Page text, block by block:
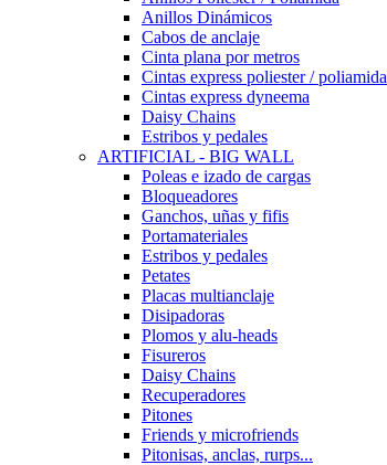
Anillos Dinámicos
Cabos de anclaje
Cinta plana por metros
Cintas express poliester / poliamida
Cintas express dyneema
Daisy Chains
Estribos y pedales
ARTIFICIAL - BIG WALL
Poleas e izado de cargas
Bloqueadores
Ganchos, uñas y fifis
Portamateriales
Estribos y pedales
Petates
Placas multianclaje
Disipadoras
Plomos y alu-heads
Fisureros
Daisy Chains
Recuperadores
Pitones
Friends y microfriends
Pitonisas, anclas, rurps...